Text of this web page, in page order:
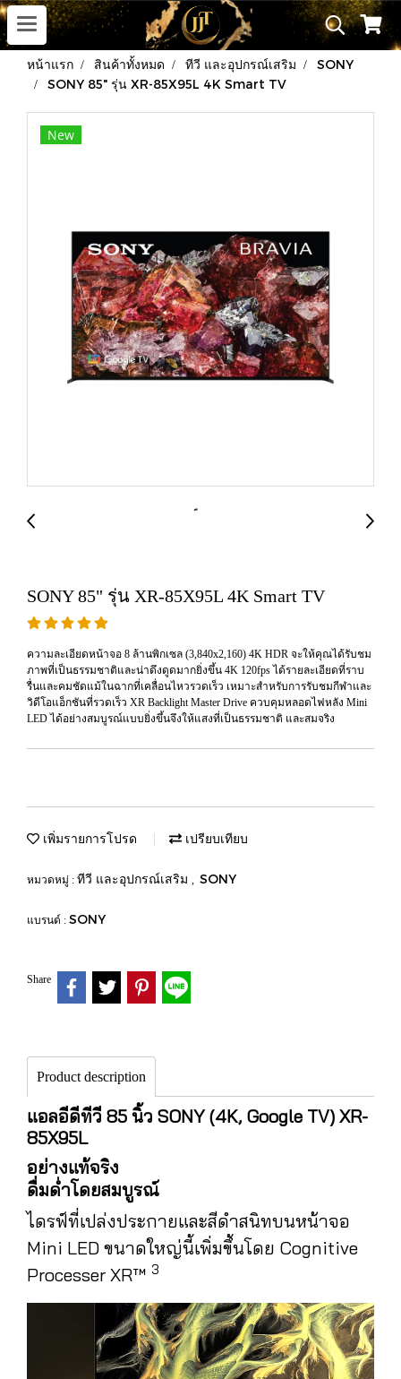
หน้าแรก สินค้าทั้งหมด ทีวี และอุปกรณ์เสริม
SONY
SONY 85" รุ่น XR-85X95L 4K Smart TV
New
SONY 85" รุ่น XR-85X95L 4K Smart TV
ความละเอียดหน้าจอ 8 ล้านพิกเซล (3,840x2,160) 4K HDR จะให้คุณได้รับชม
ภาพที่เป็นธรรมชาติและน่าดึงดูดมากยิ่งขึ้น 4K 120fps ได้รายละเอียดที่ราบ
รื่นและคมชัดแม้ในฉากที่เคลื่อนไหวรวดเร็ว เหมาะสำหรับการรับชมกีฬาและ
วิดีโอแอ็กชันที่รวดเร็ว XR Backlight Master Drive ควบคุมหลอดไฟหลัง Mini
LED ได้อย่างสมบูรณ์แบบยิ่งขึ้นจึงให้แสงที่เป็นธรรมชาติ และสมจริง
เพิ่มรายการโปรด เปรียบเทียบ
หมวดหมู่ : ทีวี และอุปกรณ์เสริม , SONY
แบรนด์ : SONY
Share
Product description
แอลอีดีทีวี 85 นิ้ว SONY (4K, Google TV) XR-
85X95L
อย่างแท้จริง
ดื่มด่ำโดยสมบูรณ์
ไดรฟ์ที่เปล่งประกายและสีดำสนิทบนหน้าจอ
Mini LED ขนาดใหญ่นี้เพิ่มขึ้นโดย Cognitive
Processer XR™ 3